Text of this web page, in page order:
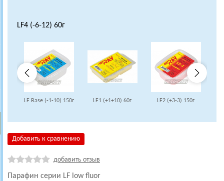
LF4 (-6-12) 60г
LF Base (-1-10) 150г LF1 (+1+10) 60г LF2 (+3-3) 150г
Добавить к сравнению
добавить отзыв
Парафин серии LF low fluor